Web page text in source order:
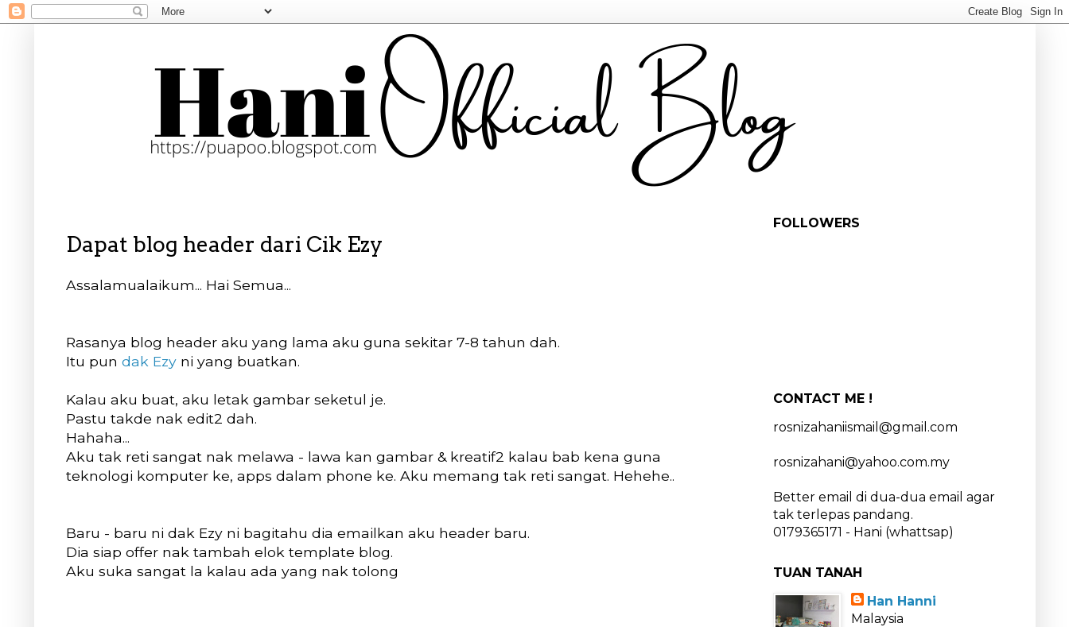
Dapat blog header dari Cik Ezy
Assalamualaikum... Hai Semua...
Rasanya blog header aku yang lama aku guna sekitar 7-8 tahun dah.
Itu pun dak Ezyni yang buatkan.
Kalau aku buat, aku letak gambar seketul je.
Pastu takde nak edit2 dah.
Hahaha...
Aku tak reti sangat nak melawa - lawa kan gambar & kreatif2 kalau bab kena guna
teknologi komputer ke, apps dalam phone ke. Aku memang tak reti sangat. Hehehe..
Baru - baru ni dak Ezy ni bagitahu dia emailkan aku header baru.
Dia siap offer nak tambah elok template blog.
Aku suka sangat la kalau ada yang nak tolong
FOLLOWERS
CONTACT ME !
rosnizahaniismail@gmail.com
rosnizahani@yahoo.com.my
Better email di dua-dua email agar
tak terlepas pandang.
0179365171 - Hani (whattsap)
TUAN TANAH
Han Hanni
Malaysia